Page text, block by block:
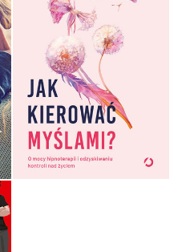
JAK KIEROWAĆ
MYŚLAMI?
THIMON VON BERLEPSCH,
LISA BITZER
OPRAWA MIĘKKA
44,99 ZŁ